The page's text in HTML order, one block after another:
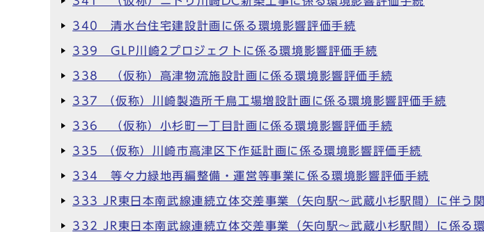
340 清水台住宅建設計画に係る環境影響評価手続
339 GLP川崎2プロジェクトに係る環境影響評価手続
338 （仮称）高津物流施設計画に係る環境影響評価手続
337 （仮称）川崎製造所千鳥工場増設計画に係る環境影響評価手続
336 （仮称）小杉町一丁目計画に係る環境影響評価手続
335 （仮称）川崎市高津区下作延計画に係る環境影響評価手続
334 等々力緑地再編整備・運営等事業に係る環境影響評価手続
333 JR東日本南武線連続立体交差事業（矢向駅～武蔵小杉駅間）に伴う
332 JR東日本南武線連続立体交差事業（矢向駅～武蔵小杉駅間）に係る